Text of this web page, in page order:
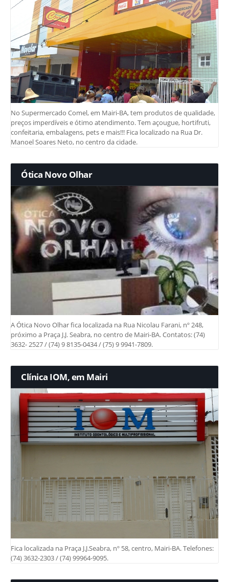
No Supermercado Comel, em Mairi-BA, tem produtos de qualidade,
preços imperdíveis e ótimo atendimento. Tem açougue, hortifruti,
confeitaria, embalagens, pets e mais!!! Fica localizado na Rua Dr.
Manoel Soares Neto, no centro da cidade.
Ótica Novo Olhar
A Ótica Novo Olhar fica localizada na Rua Nicolau Farani, nº 248,
próximo a Praça J.J. Seabra, no centro de Mairi-BA. Contatos: (74)
3632- 2527 / (74) 9 8135-0434 / (75) 9 9941-7809.
Clínica IOM, em Mairi
Fica localizada na Praça J.J.Seabra, nº 58, centro, Mairi-BA. Telefones:
(74) 3632-2303 / (74) 99964-9095.